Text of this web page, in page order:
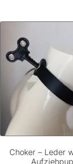
Choker – Leder